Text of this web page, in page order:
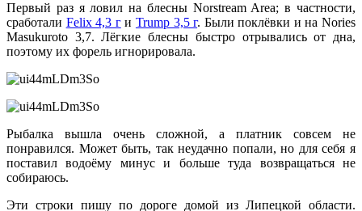
Первый раз я ловил на блесны Norstream Area; в частности,
сработали Felix 4,3 ги Trump 3,5 г. Были поклёвки и на Nories
Masukuroto 3,7. Лёгкие блесны быстро отрывались от дна,
поэтому их форель игнорировала.
Рыбалка вышла очень сложной, а платник совсем не
понравился. Может быть, так неудачно попали, но для себя я
поставил водоёму минус и больше туда возвращаться не
собираюсь.
Эти строки пишу по дороге домой из Липецкой области.